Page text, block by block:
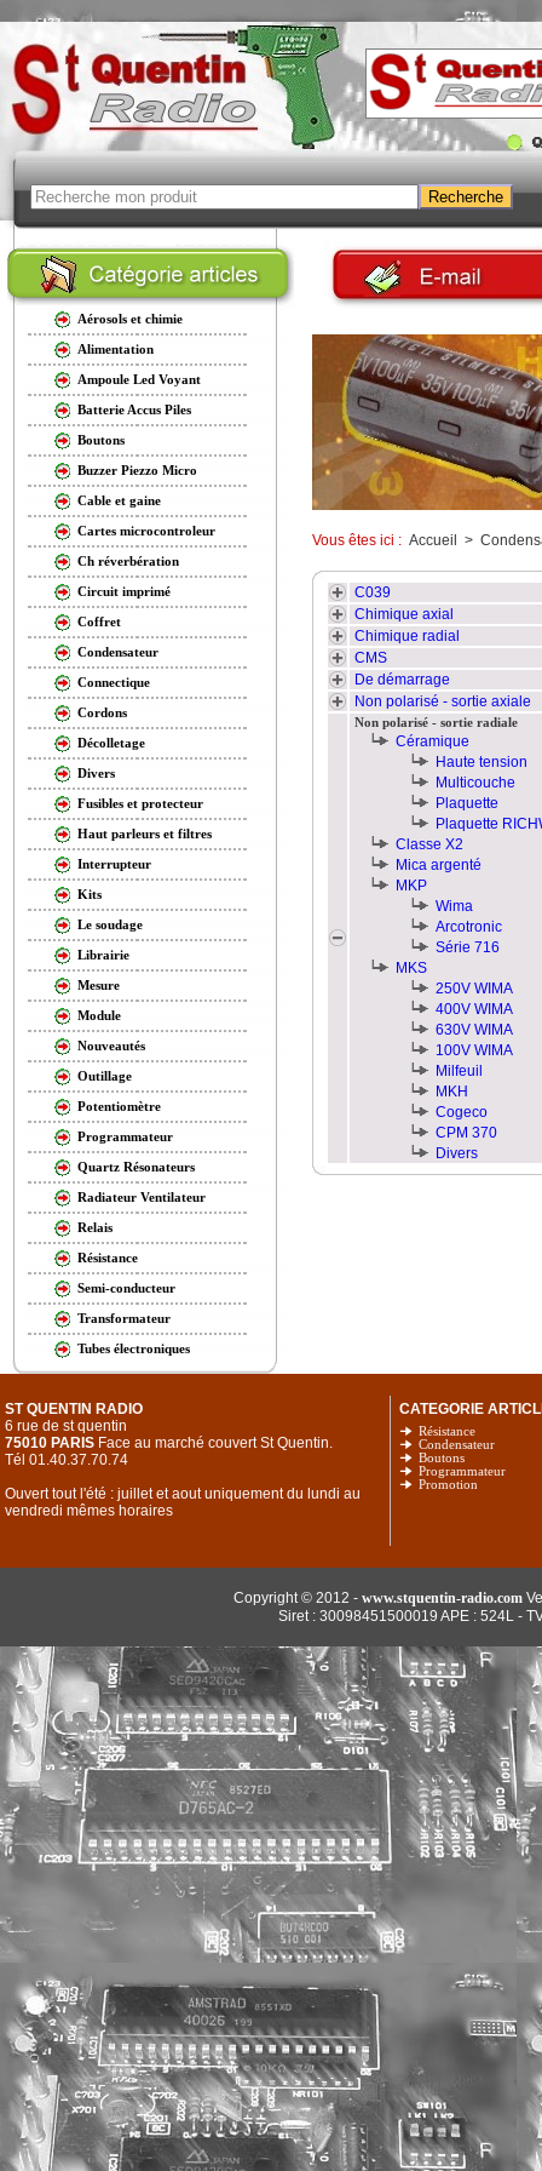
Aérosols et chimie
Alimentation
Ampoule Led Voyant
Batterie Accus Piles
Boutons
Buzzer Piezzo Micro
Cable et gaine
Cartes microcontroleur
Ch réverbération
Circuit imprimé
Coffret
Condensateur
Connectique
Cordons
Décolletage
Divers
Fusibles et protecteur
Haut parleurs et filtres
Interrupteur
Kits
Le soudage
Librairie
Mesure
Module
Nouveautés
Outillage
Potentiomètre
Programmateur
Quartz Résonateurs
Radiateur Ventilateur
Relais
Résistance
Semi-conducteur
Transformateur
Tubes électroniques
Vous êtes ici : Accueil >
C039
Chimique axial
Chimique radial
CMS
De démarrage
Non polarisé - sortie axiale
Non polarisé - sortie radiale
Céramique
Haute tension
Multicouche
Plaquette
Plaquette
Classe X2
Mica argenté
MKP
Wima
Arcotronic
Série 716
MKS
250V WIMA
400V WIMA
630V WIMA
100V WIMA
Milfeuil
MKH
Cogeco
CPM 370
Divers
ST QUENTIN RADIO
6 rue de st quentin
75010 PARIS Face au marché couvert St Quentin.
Tél 01.40.37.70.74
Ouvert tout l'été : juillet et aout uniquement du lundi au
vendredi mêmes horaires
CATEGORIE
Résistance
Condensateur
Boutons
Programmateur
Promotion
Copyright © 2012 - www.stquentin-radio.com
Siret : 30098451500019 APE : 524L -